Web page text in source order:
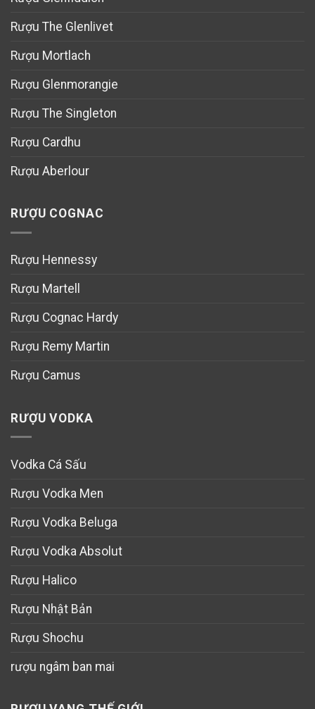
Rượu The Glenlivet
Rượu Mortlach
Rượu Glenmorangie
Rượu The Singleton
Rượu Cardhu
Rượu Aberlour
RƯỢU COGNAC
Rượu Hennessy
Rượu Martell
Rượu Cognac Hardy
Rượu Remy Martin
Rượu Camus
RƯỢU VODKA
Vodka Cá Sấu
Rượu Vodka Men
Rượu Vodka Beluga
Rượu Vodka Absolut
Rượu Halico
Rượu Nhật Bản
Rượu Shochu
rượu ngâm ban mai